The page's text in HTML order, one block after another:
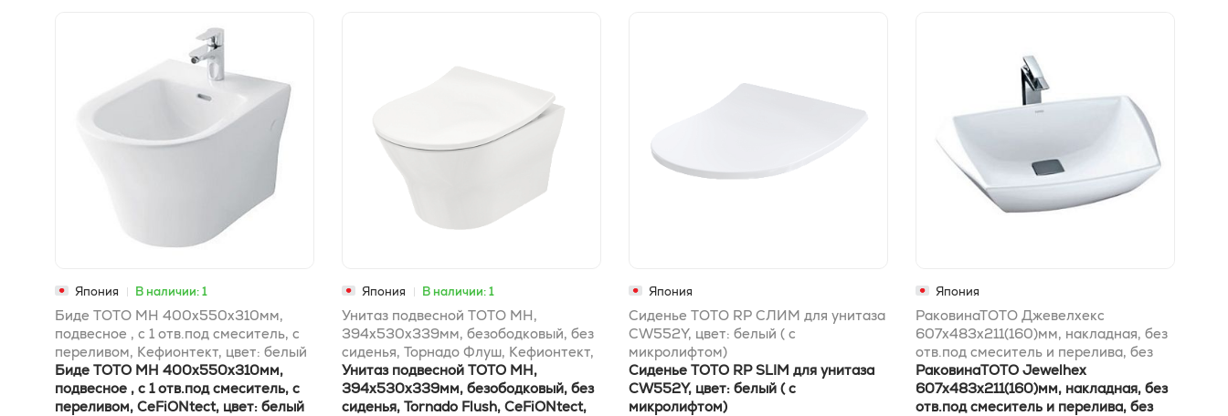
Япония В наличии: 1
Биде ТОТО MH 400x550x310мм,
подвесное , с 1 отв.под смеситель, с
переливом, Кефионтект, цвет: белый
Биде TOTO MH 400x550x310мм,
подвесное , с 1 отв.под смеситель, с
переливом, CeFiONtect, цвет: белый
Япония В наличии: 1
Унитаз подвесной ТОТО MH,
394x530x339мм, безободковый, без
сиденья, Торнадо Флуш, Кефионтект,
цвет: белый
Унитаз подвесной TOTO MH,
394x530x339мм, безободковый, без
сиденья, Tornado Flush, CeFiONtect,
Япония
Сиденье ТОТО RP СЛИМ для унитаза
CW552Y, цвет: белый ( с
микролифтом)
Сиденье TOTO RP SLIM для унитаза
CW552Y, цвет: белый ( с
микролифтом)
Япония
РаковинаТОТО Джевелхекс
607x483x211(160)мм, накладная, без
отв.под смеситель и перелива, без
донного клапана DH446VE, с
покрытием Кефионте, цвет:белый
РаковинаTOTO Jewelhex
607x483x211(160)мм, накладная, без
отв.под смеситель и перелива, без